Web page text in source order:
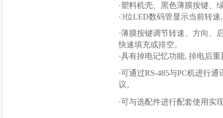
·塑料机壳、黑色薄膜按键、
·3位LED数码管显示当前转
·薄膜按键调节转速、方向、
快速填充或排空。
·具有掉电记忆功能, 掉电后重
·可通过RS-485与PC机进行
议。
·可与选配件进行配套使用实